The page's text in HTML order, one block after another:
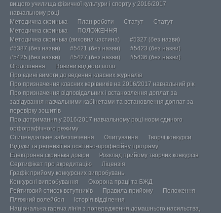
вищого училища фізичної культури і спорту у 2016/2017
навчальному році
Методична скринька
План роботи Статут
Статут
Методична скринька
ПОЛОЖЕННЯ
Методична скринька (виховна частина)
#5327 (без назви)
#5387 (без назви)
#5421 (без назви)
#5423 (без назви)
#5425 (без назви)
#5427 (без назви)
#5436 (без назви)
Оголошення
Новини водного поло
Про єдині вимоги до ведення класних журналів
Про призначення класних керівників на 2016/2017 навчальний рік
Про призначення відповідальних і встановлення доплат за
завідування навчальними кабінетами та встановлення доплат за
перевірку зошитів
Про дотримання у 2016/2017 навчальному році норм єдиного
орфографічного режиму
Стипендіальне забезпечення
Опитування
Творчі конкурси
Відгуки та рецензії на освітньо-професійну програму
Електронна скринька довіри
Розклад прийому творчих конкурсів
Сертифікат про акредитацію
Ліцензія
Графік прийому конкурсних випробувань
Конкурсні випробування
Охорона праці та БЖД
Рейтиговий список вступників
Правила прийому
Положення
Пляжний волейбол
Історія відділення
Національна гаряча лінія з попередження домашнього насильства,